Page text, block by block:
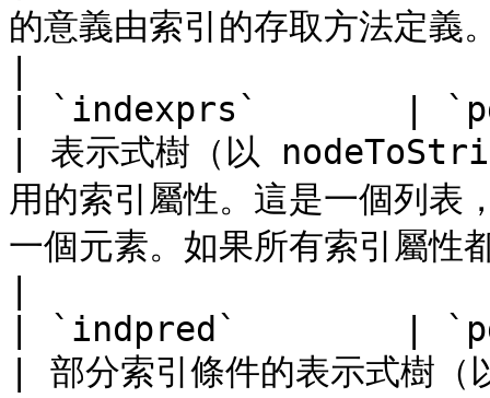
的意義由索引的存取方法定義
| `indexprs`       |
| 表示式樹（以
用的索引屬性。這是一個列
一個元素。如果所有索引屬性
| `indpred`        |
| 部分索引條件的表示式樹